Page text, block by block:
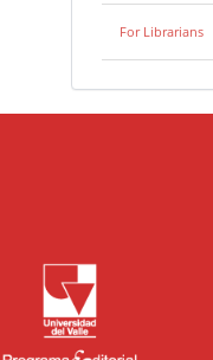
For Librarians